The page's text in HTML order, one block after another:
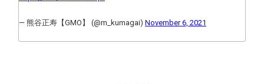
— 熊谷正寿【GMO】 (@m_kumagai) November 6, 2021